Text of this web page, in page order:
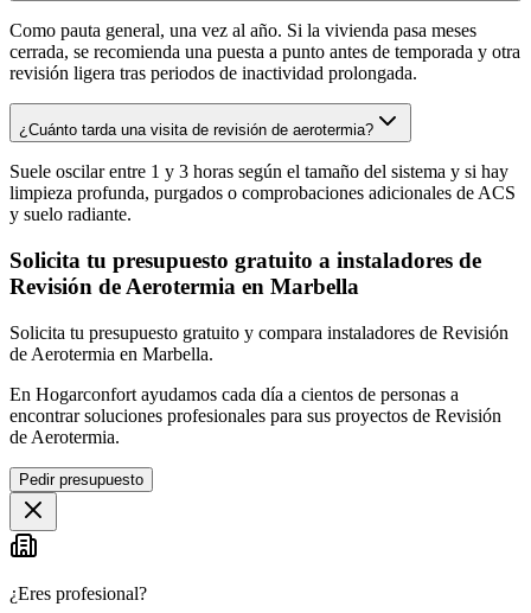
Como pauta general, una vez al año. Si la vivienda pasa meses
cerrada, se recomienda una puesta a punto antes de temporada y otra
revisión ligera tras periodos de inactividad prolongada.
¿Cuánto tarda una visita de revisión de aerotermia?
Suele oscilar entre 1 y 3 horas según el tamaño del sistema y si hay
limpieza profunda, purgados o comprobaciones adicionales de ACS
y suelo radiante.
Solicita tu presupuesto gratuito a instaladores de
Revisión de Aerotermia en Marbella
Solicita tu presupuesto gratuito y compara instaladores de Revisión
de Aerotermia en Marbella.
En Hogarconfort ayudamos cada día a cientos de personas a
encontrar soluciones profesionales para sus proyectos de Revisión
de Aerotermia.
Pedir presupuesto
¿Eres profesional?